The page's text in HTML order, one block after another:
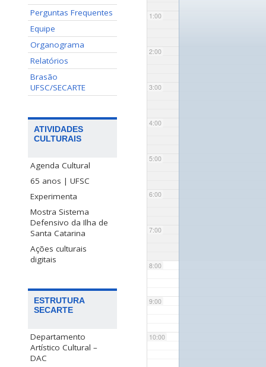
Perguntas Frequentes
Equipe
Organograma
Relatórios
Brasão
UFSC/SECARTE
ATIVIDADES
CULTURAIS
Agenda Cultural
65 anos | UFSC
Experimenta
Mostra Sistema
Defensivo da Ilha de
Santa Catarina
Ações culturais
digitais
ESTRUTURA
SECARTE
Departamento
Artístico Cultural –
DAC
1:00
2:00
3:00
4:00
5:00
6:00
7:00
8:00
9:00
10:00